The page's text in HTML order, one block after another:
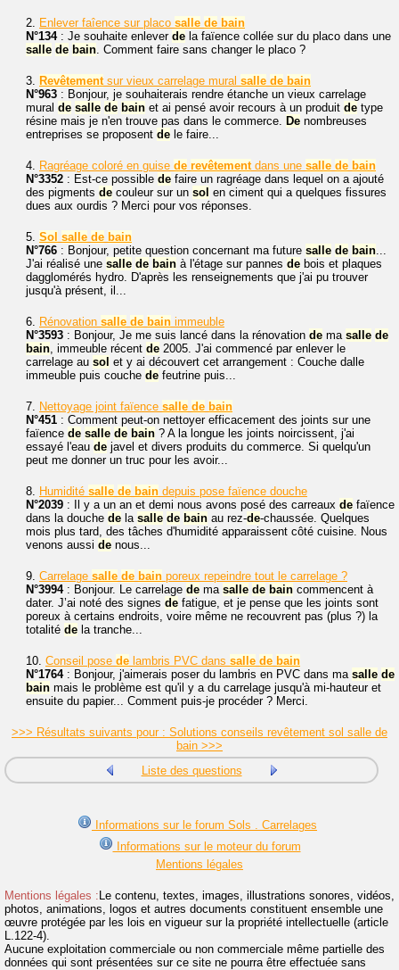
2. Enlever faîence sur placo salle de bain
N°134: Je souhaite enlever de la faïence collée sur du placo dans une
salle de bain. Comment faire sans changer le placo ?
3. Revêtementsur vieux carrelage mural salle de bain
N°963 : Bonjour, je souhaiterais rendre étanche un vieux carrelage
mural de salle de bain et ai pensé avoir recours à un produit de type
résine mais je n'en trouve pas dans le commerce. De nombreuses
entreprises se proposent de le faire...
4. Ragréage coloré en guise de revêtementdans une salle de bain
N°3352 : Est-ce possible de faire un ragréage dans lequel on a ajouté
des pigments de couleur sur un sol en ciment qui a quelques fissures
dues aux ourdis ? Merci pour vos réponses.
5. Sol salle de bain
N°766 : Bonjour, petite question concernant ma future salle de bain...
J'ai réalisé une salle de bain à l'étage sur pannes de bois et plaques
dagglomérés hydro. D'après les renseignements que j'ai pu trouver
jusqu'à présent, il...
6. Rénovation salle de bain immeuble
N°3593 : Bonjour, Je me suis lancé dans la rénovation de ma salle de
bain, immeuble récent de 2005. J'ai commencé par enlever le
carrelage au sol et y ai découvert cet arrangement : Couche dalle
immeuble puis couche de feutrine puis...
7. Nettoyage joint faïence salle de bain
N°451 : Comment peut-on nettoyer efficacement des joints sur une
faïence de salle de bain ? A la longue les joints noircissent, j'ai
essayé l'eau de javel et divers produits du commerce. Si quelqu'un
peut me donner un truc pour les avoir...
8. Humidité salle de bain depuis pose faïence douche
N°2039 : Il y a un an et demi nous avons posé des carreaux de faïence
dans la douche de la salle de bain au rez-de-chaussée. Quelques
mois plus tard, des tâches d'humidité apparaissent côté cuisine. Nous
venons aussi de nous...
9. Carrelage salle de bain poreux repeindre tout le carrelage ?
N°3994: Bonjour. Le carrelage de ma salle de bain commencent à
dater. J’ai noté des signes de fatigue, et je pense que les joints sont
poreux à certains endroits, voire même ne recouvrent pas (plus ?) la
totalité de la tranche...
10. Conseil pose de lambris PVC dans salle de bain
N°1764: Bonjour, j'aimerais poser du lambris en PVC dans ma salle de
bain mais le problème est qu'il y a du carrelage jusqu'à mi-hauteur et
ensuite du papier... Comment puis-je procéder ? Merci.
>>> Résultats suivants pour : Solutions conseils revêtement sol salle de
bain >>>
Liste des questions
Informations sur le forum Sols . Carrelages
Informations sur le moteur du forum
Mentions légales
Mentions légales : Le contenu, textes, images, illustrations sonores, vidéos,
photos, animations, logos et autres documents constituent ensemble une
œuvre protégée par les lois en vigueur sur la propriété intellectuelle (article
L.122-4).
Aucune exploitation commerciale ou non commerciale même partielle des
données qui sont présentées sur ce site ne pourra être effectuée sans